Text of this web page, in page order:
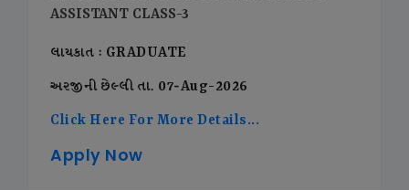
ASSISTANT CLASS-3
લાયકાત : GRADUATE
અરજીની છેલ્લી તા. 07-Aug-2026
Click Here For More Details...
Apply Now